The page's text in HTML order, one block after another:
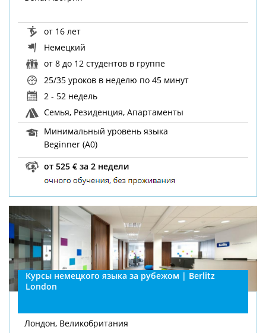
от 16 лет
Немецкий
от 8 до 12 студентов в группе
25/35 уроков в неделю по 45 минут
2 - 52 недель
Семья, Резиденция, Апартаменты
Минимальный уровень языка
Beginner (A0)
от 525 € за 2 недели
Курсы немецкого языка за рубежом | Berlitz
London
Лондон, Великобритания